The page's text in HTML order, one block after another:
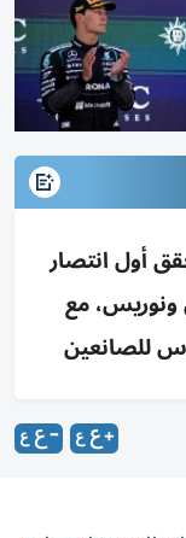
أول انتصار
ونوريس، مع
للصانعين